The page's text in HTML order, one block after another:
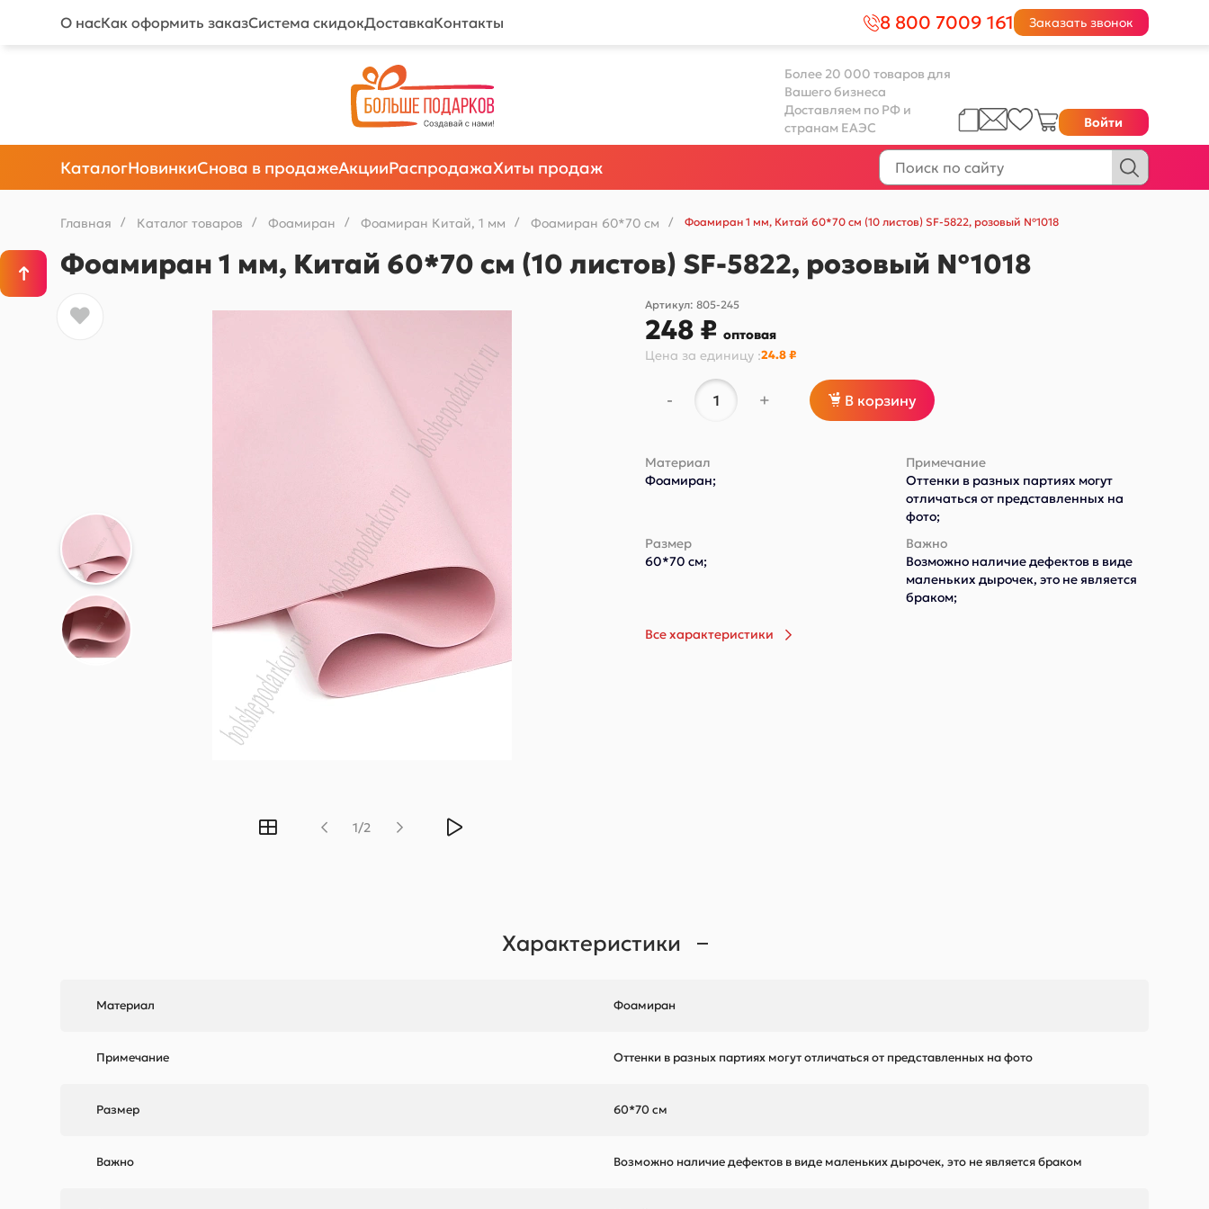
О насКак оформить заказСистема скидокДоставкаКонтакты 8 800 7009 161 Заказать звонок
Более 20 000 товаров для
Вашего бизнеса
Доставляем по РФ и
странам ЕАЭС
Войти
КаталогНовинкиСнова в продажеАкцииРаспродажаХиты продаж
Главная / Каталог товаров / Фоамиран / Фоамиран Китай, 1 мм / Фоамиран 60*70 см / Фоамиран 1 мм, Китай 60*70 см (10 листов) SF-5822, розовый №1018
Фоамиран 1 мм, Китай 60*70 см (10 листов) SF-5822, розовый №1018
1/2
Артикул:805-245
248 ₽оптовая
Цена заединицу :24.8 ₽
- + В корзину
Материал
Фоамиран;
Примечание
Оттенки в разных партиях могут
отличаться от представленных на
фото;
Размер
60*70 см;
Важно
Возможно наличие дефектов в виде
маленьких дырочек, это не является
браком;
Все характеристики
Характеристики
Материал Фоамиран
Примечание Оттенки в разных партиях могут отличаться от представленных на фото
Размер 60*70 см
Важно Возможно наличие дефектов в виде маленьких дырочек, это не является браком